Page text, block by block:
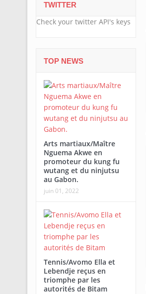
TWITTER
Check your twitter API's keys
TOP NEWS
Arts martiaux/Maître
Nguema Akwe en
promoteur du kung fu
wutang et du ninjutsu
au Gabon.
juin 01, 2022
Tennis/Avomo Ella et
Lebendje reçus en
triomphe par les
autorités de Bitam